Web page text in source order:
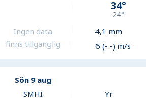
Ingen data
finns tillgänglig
34°
24°
4,1 mm
6 (- -) m/s
Sön 9 aug
SMHI Yr